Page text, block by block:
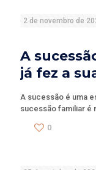
2 de novembro de
A
já fez a
A sucessão é uma
sucessão familiar é
0